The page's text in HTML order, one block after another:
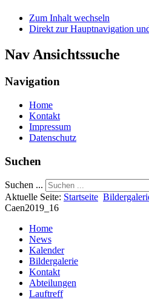
Zum Inhalt wechseln
Direkt zur Hauptnavigation
Nav Ansichtssuche
Navigation
Home
Kontakt
Impressum
Datenschutz
Suchen
Suchen ...
Aktuelle Seite: Startseite
Caen2019_16
Home
News
Kalender
Bildergalerie
Kontakt
Abteilungen
Lauftreff